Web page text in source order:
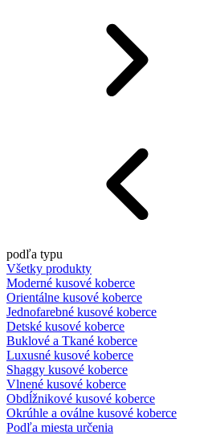
podľa typu
Všetky produkty
Moderné kusové koberce
Orientálne kusové koberce
Jednofarebné kusové koberce
Detské kusové koberce
Buklové a Tkané koberce
Luxusné kusové koberce
Shaggy kusové koberce
Vlnené kusové koberce
Obdĺžnikové kusové koberce
Okrúhle a oválne kusové koberce
Podľa miesta určenia